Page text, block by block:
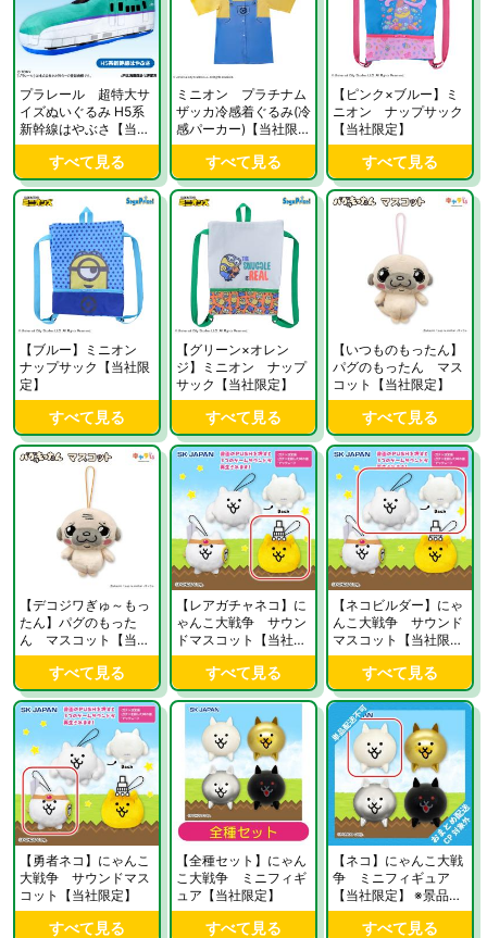
プラレール 超特大サ
イズぬいぐるみ H5系
新幹線はやぶさ【当社
限定】
すべて見る
ミニオン プラチナム
ザッカ冷感着ぐるみ(冷
感パーカー)【当社限
定】
すべて見る
【ピンク×ブルー】ミ
ニオン ナップサック
【当社限定】
すべて見る
【ブルー】ミニオン
ナップサック【当社限
定】
すべて見る
【グリーン×オレン
ジ】ミニオン ナップ
サック【当社限定】
すべて見る
【いつものもったん】
パグのもったん マス
コット【当社限定】
すべて見る
【デコジワぎゅ～もっ
たん】パグのもった
ん マスコット【当社
限定】
すべて見る
【レアガチャネコ】に
ゃんこ大戦争 サウン
ドマスコット【当社限
定】
すべて見る
【ネコビルダー】にゃ
んこ大戦争 サウンド
マスコット【当社限
定】
すべて見る
【勇者ネコ】にゃんこ
大戦争 サウンドマス
コット【当社限定】
すべて見る
【全種セット】にゃん
こ大戦争 ミニフィギ
ュア【当社限定】
すべて見る
【ネコ】にゃんこ大戦
争 ミニフィギュア
【当社限定】 ※景品説
明有り
すべて見る